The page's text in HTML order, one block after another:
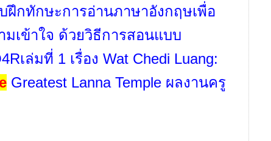
ฝึกทักษะการอ่านภาษาอังกฤษเพื่อ
มเข้าใจ ด้วยวิธีการสอนแบบ
เล่มที่ 1 เรื่อง Wat Chedi Luang:
Greatest Lanna Temple ผลงานครู